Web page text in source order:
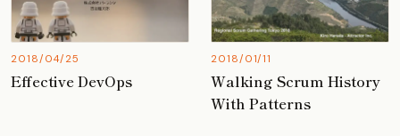
2018/04/25
Effective DevOps
2018/01/11
Walking Scrum History
With Patterns